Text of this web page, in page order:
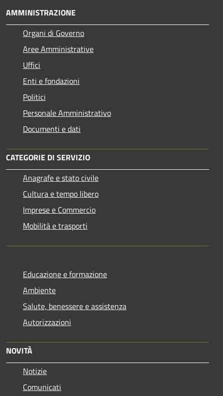
AMMINISTRAZIONE
Organi di Governo
Aree Amministrative
Uffici
Enti e fondazioni
Politici
Personale Amministrativo
Documenti e dati
CATEGORIE DI SERVIZIO
Anagrafe e stato civile
Cultura e tempo libero
Imprese e Commercio
Mobilità e trasporti
Educazione e formazione
Ambiente
Salute, benessere e assistenza
Autorizzazioni
NOVITÀ
Notizie
Comunicati